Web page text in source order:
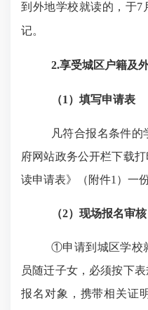
到外地学校就读的，于7
记。
2.享受城区户籍及
（1 ）填写申请表
凡符合报名条件
府网站政务公开栏下载打
读申请表》（附件1 ）一
（2）现场报名审核
①申请到城区学校
员随迁子女，必须按下表
报名对象， 携带相关证